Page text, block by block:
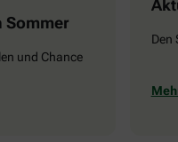
Sommer
und Chance
Den